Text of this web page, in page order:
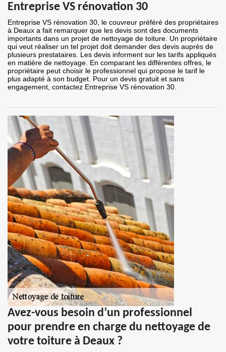
Entreprise VS rénovation 30
Entreprise VS rénovation 30, le couvreur préféré des propriétaires
à Deaux a fait remarquer que les devis sont des documents
importants dans un projet de nettoyage de toiture. Un propriétaire
qui veut réaliser un tel projet doit demander des devis auprès de
plusieurs prestataires. Les devis informent sur les tarifs appliqués
en matière de nettoyage. En comparant les différentes offres, le
propriétaire peut choisir le professionnel qui propose le tarif le
plus adapté à son budget. Pour un devis gratuit et sans
engagement, contactez Entreprise VS rénovation 30.
Avez-vous besoin d’un professionnel
pour prendre en charge du nettoyage de
votre toiture à Deaux ?